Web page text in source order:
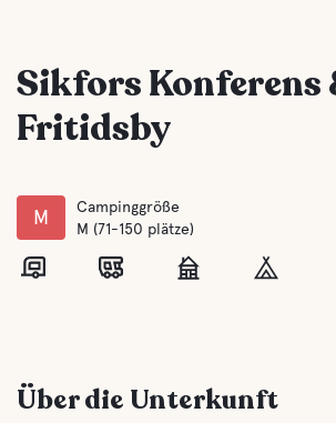
Sikfors Konferens
Fritidsby
M
Campinggröße
M (71-150 plätze)
Über die Unterkunft